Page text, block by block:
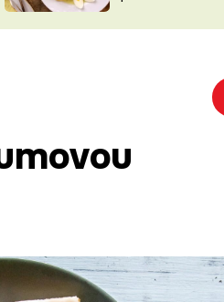
VYCHYTÁVKY